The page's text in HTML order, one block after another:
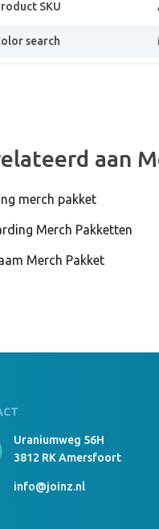
SKU
search
aan
merch pakket
Merch Pakketten
Merch Pakket
Uraniumweg 56H
3812 RK Amersfoort
info@joinz.nl